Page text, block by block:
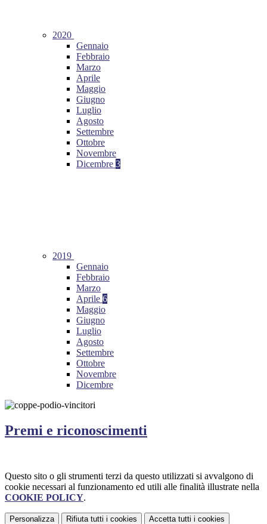
2020
Gennaio
Febbraio
Marzo
Aprile
Maggio
Giugno
Luglio
Agosto
Settembre
Ottobre
Novembre
Dicembre 3
2019
Gennaio
Febbraio
Marzo
Aprile 6
Maggio
Giugno
Luglio
Agosto
Settembre
Ottobre
Novembre
Dicembre
Premi e riconoscimenti
Questo sito o gli strumenti terzi da questo utilizzati si avvalgono di
cookie necessari al funzionamento ed utili alle finalità illustrate nella
COOKIE POLICY.
Personalizza Rifiuta tutti i cookies Accetta tutti i cookies